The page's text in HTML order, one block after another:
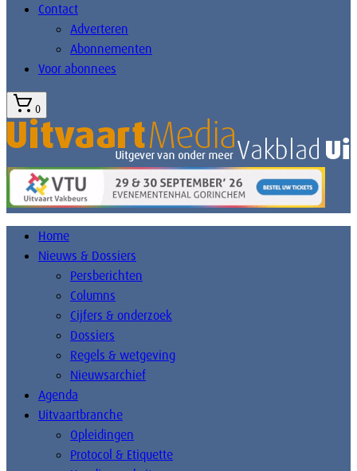
Contact
Adverteren
Abonnementen
Voor abonnees
0
Home
Nieuws & Dossiers
Persberichten
Columns
Cijfers & onderzoek
Dossiers
Regels & wetgeving
Nieuwsarchief
Agenda
Uitvaartbranche
Opleidingen
Protocol & Etiquette